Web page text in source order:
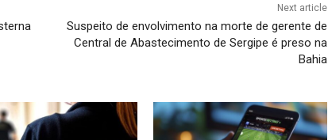
Next article
Suspeito de envolvimento na morte de gerente de
Central de Abastecimento de Sergipe é preso na
Bahia